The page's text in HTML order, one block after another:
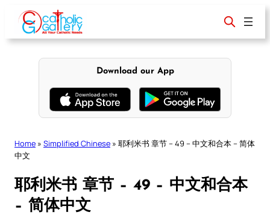
content
Download our App
Home » Simplified Chinese » 耶利米书 章节 – 49 – 中文和合本 – 简体
中文
耶利米书 章节 – 49 – 中文和合本
– 简体中文